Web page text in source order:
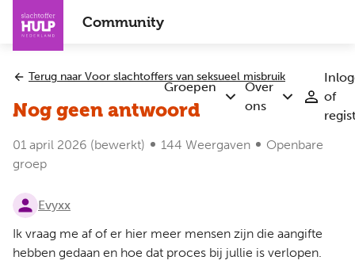
Overslaan
naar
inhoud
gaan
Community
Groepen
Submenu
Over
ons
Submenu
of
Terug naar Voor slachtoffers van seksueel misbruik
Nog geen antwoord
01 april 2026 (bewerkt) 144 Weergaven
Openbare
groep
Evyxx
Ik vraag me af of er hier meer mensen zijn die aangifte
hebben gedaan en hoe dat proces bij jullie is verlopen.